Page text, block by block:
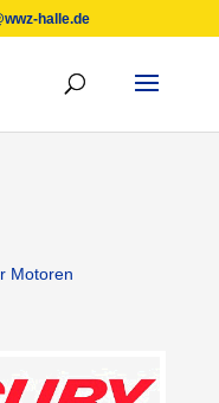
halle.de
Motoren